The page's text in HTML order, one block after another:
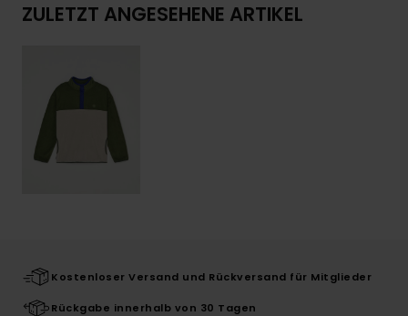
ZULETZT ANGESEHENE ARTIKEL
Kostenloser Versand und Rückversand für Mitglieder
Rückgabe innerhalb von 30 Tagen